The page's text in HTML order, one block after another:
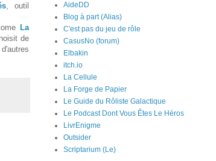
, outil
La
de
AideDD
Blog à part (Alias)
C'est pas du jeu de rôle
CasusNo (forum)
Elbakin
itch.io
La Cellule
La Forge de Papier
Le Guide du Rôliste Galactique
Le Podcast Dont Vous Êtes Le Héros
LivrEnigme
Outsider
Scriptarium (Le)